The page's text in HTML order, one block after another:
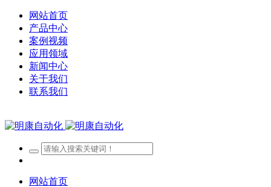
网站首页
产品中心
案例视频
应用领域
新闻中心
关于我们
联系我们
网站首页